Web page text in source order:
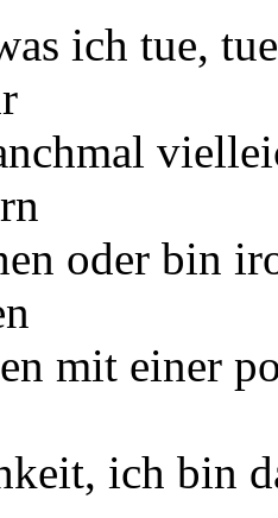
ich tue,
oder bin
mit einer
ich bin